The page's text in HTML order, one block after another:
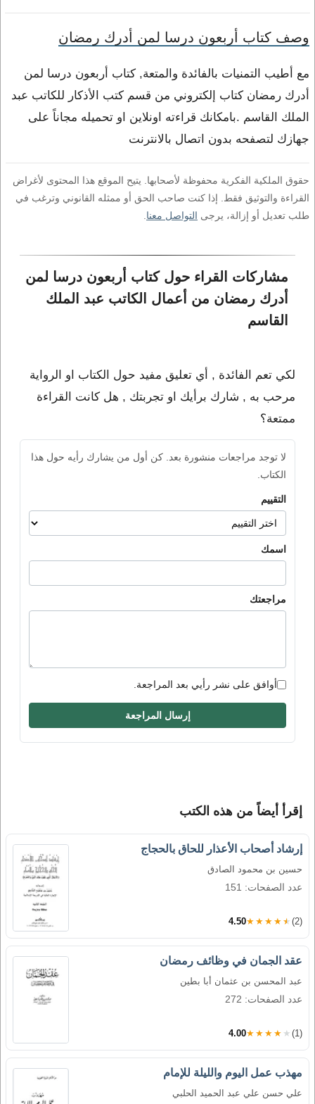
وصف كتاب أربعون درسا لمن أدرك رمضان
مع أطيب التمنيات بالفائدة والمتعة, كتاب أربعون درسا لمن
أدرك رمضان كتاب إلكتروني من قسم كتب الأذكار للكاتب عبد
الملك القاسم .بامكانك قراءته اونلاين او تحميله مجاناً على
جهازك لتصفحه بدون اتصال بالانترنت
حقوق الملكية الفكرية محفوظة لأصحابها. يتيح الموقع هذا المحتوى لأغراض
القراءة والتوثيق فقط. إذا كنت صاحب الحق أو ممثله القانوني وترغب في
طلب تعديل أو إزالة، يرجى التواصل معنا
مشاركات القراء حول كتاب أربعون درسا لمن
أدرك رمضان من أعمال الكاتب عبد الملك
القاسم
لكي تعم الفائدة , أي تعليق مفيد حول الكتاب او الرواية
مرحب به , شارك برأيك او تجربتك , هل كانت القراءة
ممتعة؟
لا توجد مراجعات منشورة بعد. كن أول من يشارك رأيه حول هذا
الكتاب.
التقييم
اسمك
مراجعتك
أوافق على نشر رأيي بعد المراجعة.
إرسال المراجعة
إقرأ أيضاً من هذه الكتب
إرشاد أصحاب الأعذار للحاق بالحجاج
حسين بن محمود الصادق
عدد الصفحات: 151
4.50★★★★★ (2)
عقد الجمان في وظائف رمضان
عبد المحسن بن عثمان أبا بطين
عدد الصفحات: 272
4.00★★★★★ (1)
مهذب عمل اليوم والليلة للإمام
علي حسن علي عبد الحميد الحلبي